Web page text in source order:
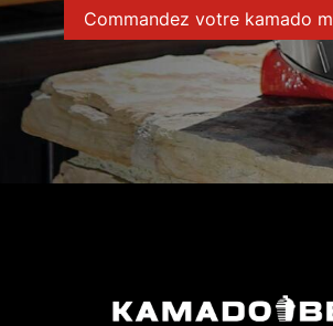
Commandez votre kamado